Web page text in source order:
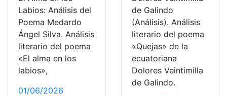
Labios: Análisis del
Poema Medardo
Ángel Silva. Análisis
literario del poema
«El alma en los
labios»,
01/06/2026
de Galindo
(Análisis). Análisis
literario del poema
«Quejas» de la
ecuatoriana
Dolores Veintimilla
de Galindo.